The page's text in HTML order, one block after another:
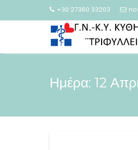
+30 27360 33203
Ημέρα: 12